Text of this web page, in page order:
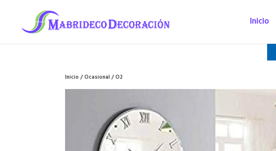
Inicio
Inicio/Ocasional/ O2